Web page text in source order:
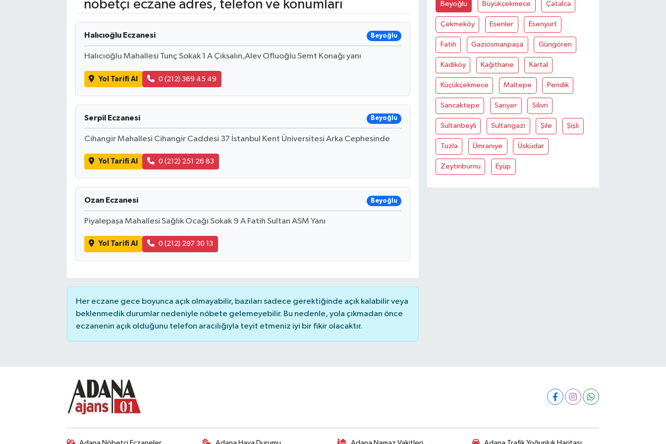
nöbetçi eczane adres, telefon ve konumları
Halıcıoğlu Eczanesi Beyoğlu
Halıcıoğlu Mahallesi Tunç Sokak 1 A Çıksalın,Alev Ofluoğlu Semt Konağı yanı
Yol Tarifi Al 0 (212) 369 45 49
Serpil Eczanesi Beyoğlu
Cihangir Mahallesi Cihangir Caddesi 37 İstanbul Kent Üniversitesi Arka Cephesinde
Yol Tarifi Al 0 (212) 251 26 83
Ozan Eczanesi Beyoğlu
Piyalepaşa Mahallesi Sağlık Ocağı Sokak 9 A Fatih Sultan ASM Yanı
Yol Tarifi Al 0 (212) 297 30 13
Her eczane gece boyunca açık olmayabilir, bazıları sadece gerektiğinde açık kalabilir veya
beklenmedik durumlar nedeniyle nöbete gelemeyebilir. Bu nedenle, yola çıkmadan önce
eczanenin açık olduğunu telefon aracılığıyla teyit etmeniz iyi bir fikir olacaktır.
Beyoğlu Büyükçekmece Çatalca
Çekmeköy Esenler Esenyurt
Fatih Gaziosmanpaşa Güngören
Kadiköy Kağithane Kartal
Küçükçekmece Maltepe Pendik
Sancaktepe Sariyer Silivri
Sultanbeyli Sultangazi Şile Şişli
Tuzla Ümraniye Üsküdar
Zeytinburnu Eyüp